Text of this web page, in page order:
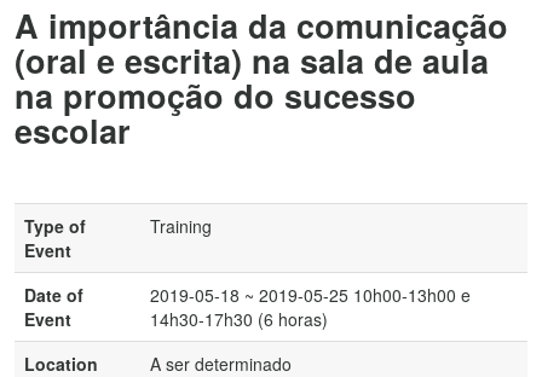
A importância da comunicação
(oral e escrita) na sala de aula
na promoção do sucesso
escolar
Type of
Event
Training
Date of
Event
2019-05-18 ~ 2019-05-25 10h00-13h00 e
14h30-17h30 (6 horas)
Location
A ser determinado